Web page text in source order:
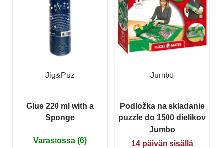
Jig&Puz
Glue 220 ml with a
Sponge
Varastossa (6)
Jumbo
Podložka na skladanie
puzzle do 1500 dielikov
Jumbo
14 päivän sisällä